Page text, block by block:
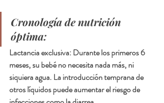
Cronología de nutrición
óptima:
Lactancia exclusiva: Durante los primeros 6
meses, su bebé no necesita nada más, ni
siquiera agua. La introducción temprana de
otros líquidos puede aumentar el riesgo de